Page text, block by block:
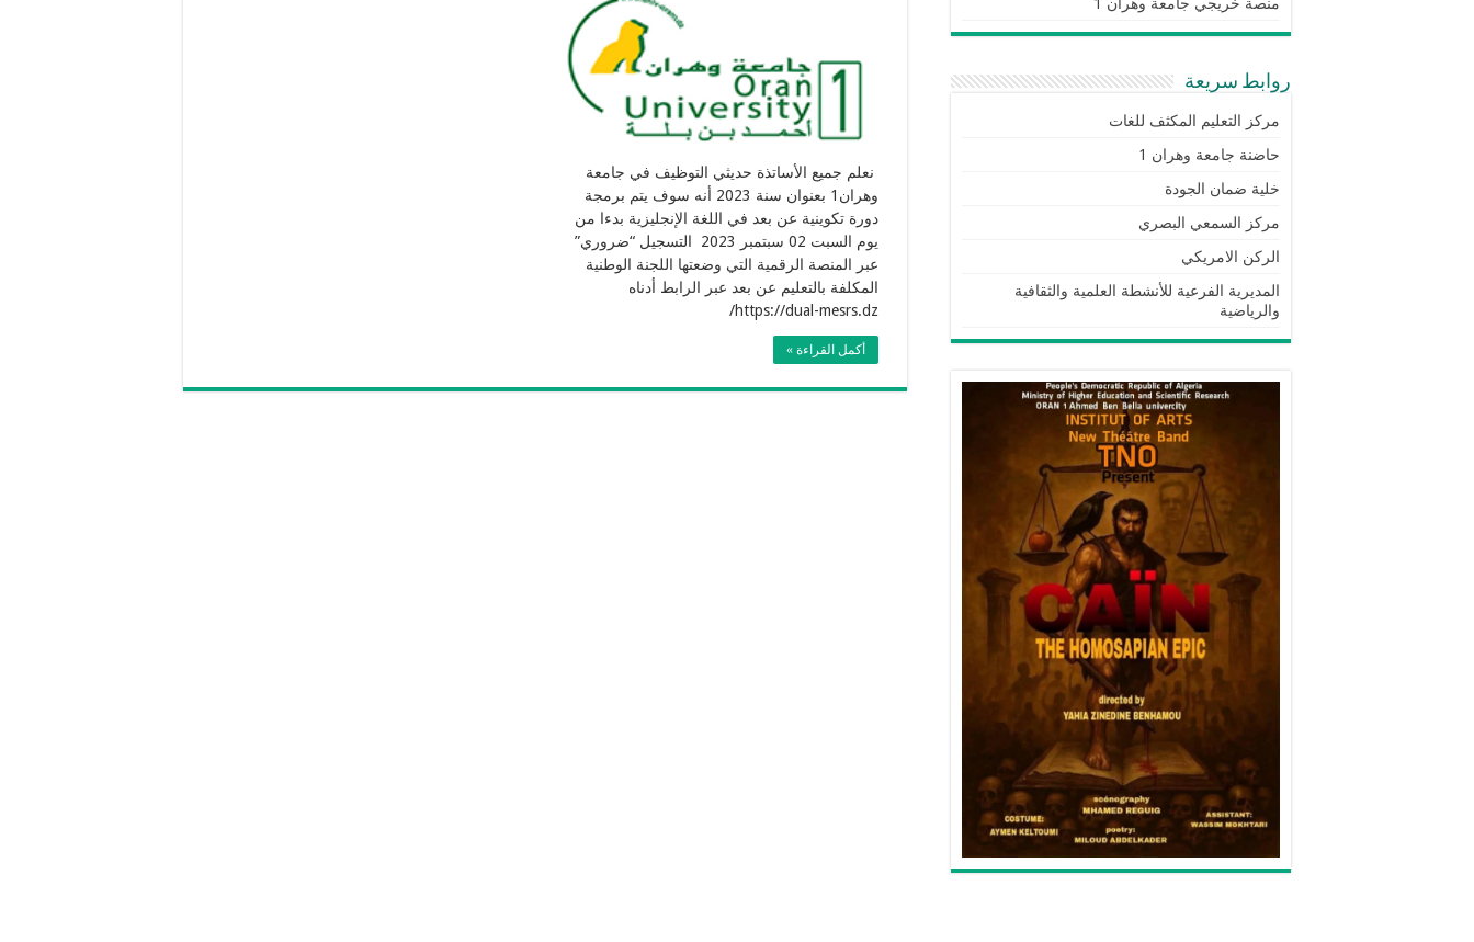
نعلم جميع الأساتذة حديثي التوظيف في جامعة
وهران1 بعنوان سنة 2023 أنه سوف يتم برمجة
دورة تكوينية عن بعد في اللغة الإنجليزية بدءا من
يوم السبت 02 سبتمبر 2023 التسجيل “ضروري”
عبر المنصة الرقمية التي وضعتها اللجنة الوطنية
المكلفة بالتعليم عن بعد عبر الرابط أدناه
https://dual-mesrs.dz/
أكمل القراءة »
روابط سريعة
مركز التعليم المكثف للغات
حاضنة جامعة وهران 1
خلية ضمان الجودة
مركز السمعي البصري
الركن الامريكي
المديرية الفرعية للأنشطة العلمية والثقافية
والرياضية